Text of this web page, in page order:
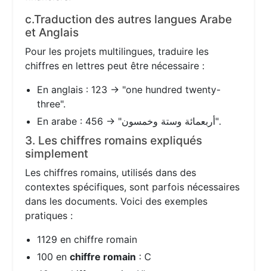
c.Traduction des autres langues Arabe
et Anglais
Pour les projets multilingues, traduire les
chiffres en lettres peut être nécessaire :
En anglais : 123 → "one hundred twenty-
three".
En arabe : 456 → "أربعمائة وستة وخمسون".
3. Les chiffres romains expliqués
simplement
Les chiffres romains, utilisés dans des
contextes spécifiques, sont parfois nécessaires
dans les documents. Voici des exemples
pratiques :
1129 en chiffre romain
100 enchiffre romain : C